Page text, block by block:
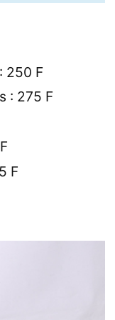
250 F
: 275 F
F